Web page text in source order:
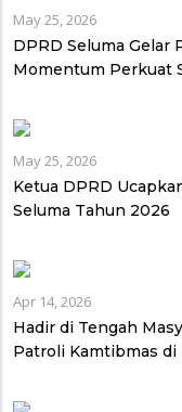
May 25, 2026
DPRD Seluma Gelar
Momentum Perkuat
May 25, 2026
Ketua DPRD
Seluma Tahun 2026
Apr 14, 2026
Hadir di Tengah
Patroli Kamtibmas di